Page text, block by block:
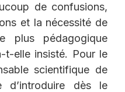
de confusions,
et la nécessité de
plus pédagogique
t-elle insisté. Pour le
scientifique de
d’introduire dès le